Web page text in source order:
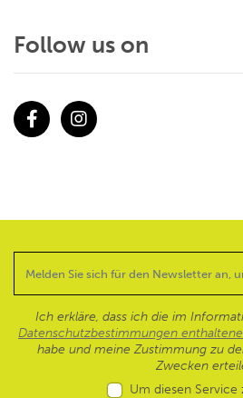
Follow us on
Ich erkläre, dass ich die im
Datenschutzbestimmungen
habe und meine Zustimmung zu
Zwecken
Um diesen Service